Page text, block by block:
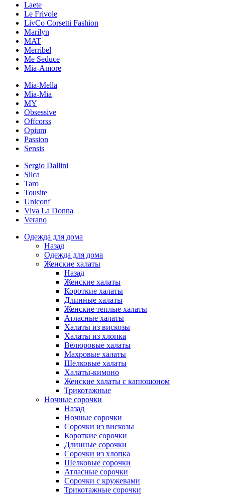
Laete
Le Frivole
LivCo Corsetti Fashion
Marilyn
MAT
Merribel
Me Seduce
Mia-Amore
Mia-Mella
Mia-Mia
MY
Obsessive
Offcorss
Opium
Passion
Sensis
Sergio Dallini
Silca
Taro
Tousite
Uniconf
Viva La Donna
Verano
Одежда для дома
Назад
Одежда для дома
Женские халаты
Назад
Женские халаты
Короткие халаты
Длинные халаты
Женские теплые халаты
Атласные халаты
Халаты из вискозы
Халаты из хлопка
Велюровые халаты
Махровые халаты
Шелковые халаты
Халаты-кимоно
Женские халаты с капюшоном
Трикотажные
Ночные сорочки
Назад
Ночные сорочки
Сорочки из вискозы
Короткие сорочки
Длинные сорочки
Сорочки из хлопка
Шелковые сорочки
Атласные сорочки
Сорочки с кружевами
Трикотажные сорочки